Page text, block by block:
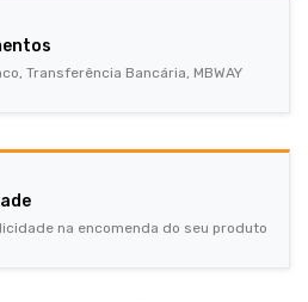
Transferência Bancária, MBWAY
na encomenda do seu produto